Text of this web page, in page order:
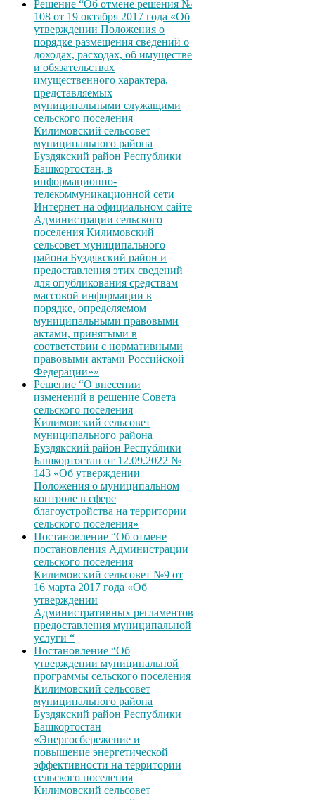
Решение “Об отмене решения №
108 от 19 октября 2017 года «Об
утверждении Положения о
порядке размещения сведений о
доходах, расходах, об имуществе
и обязательствах
имущественного характера,
представляемых
муниципальными служащими
сельского поселения
Килимовский сельсовет
муниципального района
Буздякский район Республики
Башкортостан, в
информационно-
телекоммуникационной сети
Интернет на официальном сайте
Администрации сельского
поселения Килимовский
сельсовет муниципального
района Буздякский район и
предоставления этих сведений
для опубликования средствам
массовой информации в
порядке, определяемом
муниципальными правовыми
актами, принятыми в
соответствии с нормативными
правовыми актами Российской
Федерации»»
Решение “О внесении
изменений в решение Совета
сельского поселения
Килимовский сельсовет
муниципального района
Буздякский район Республики
Башкортостан от 12.09.2022 №
143 «Об утверждении
Положения о муниципальном
контроле в сфере
благоустройства на территории
сельского поселения»
Постановление “Об отмене
постановления Администрации
сельского поселения
Килимовский сельсовет №9 от
16 марта 2017 года «Об
утверждении
Административных регламентов
предоставления муниципальной
услуги “
Постановление “Об
утверждении муниципальной
программы сельского поселения
Килимовский сельсовет
муниципального района
Буздякский район Республики
Башкортостан
«Энергосбережение и
повышение энергетической
эффективности на территории
сельского поселения
Килимовский сельсовет